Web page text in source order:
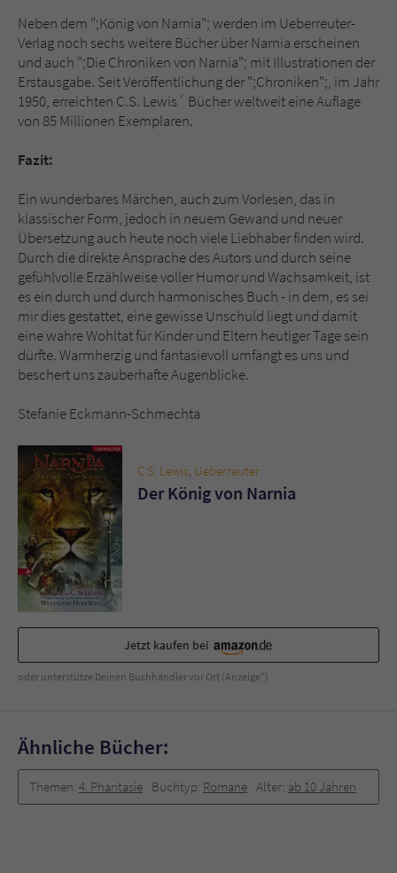
Neben dem ";König von Narnia"; werden im Ueberreuter-
Verlag noch sechs weitere Bücher über Narnia erscheinen
und auch ";Die Chroniken von Narnia"; mit Illustrationen der
Erstausgabe. Seit Veröffentlichung der ";Chroniken";, im Jahr
1950, erreichten C.S. Lewis´ Bücher weltweit eine Auflage
von 85 Millionen Exemplaren.
Fazit:
Ein wunderbares Märchen, auch zum Vorlesen, das in
klassischer Form, jedoch in neuem Gewand und neuer
Übersetzung auch heute noch viele Liebhaber finden wird.
Durch die direkte Ansprache des Autors und durch seine
gefühlvolle Erzählweise voller Humor und Wachsamkeit, ist
es ein durch und durch harmonisches Buch - in dem, es sei
mir dies gestattet, eine gewisse Unschuld liegt und damit
eine wahre Wohltat für Kinder und Eltern heutiger Tage sein
dürfte. Warmherzig und fantasievoll umfängt es uns und
beschert uns zauberhafte Augenblicke.
Stefanie Eckmann-Schmechta
C.S. Lewis, Ueberreuter
Der König von Narnia
Jetzt kaufen bei
oder unterstütze Deinen Buchhändler vor Ort (Anzeige*)
Ähnliche Bücher:
Themen: 4. Phantasie Buchtyp: Romane Alter: ab 10 Jahren